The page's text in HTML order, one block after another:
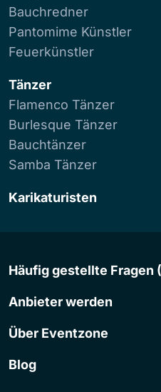
Bauchredner
Pantomime Künstler
Feuerkünstler
Tänzer
Flamenco Tänzer
Burlesque Tänzer
Bauchtänzer
Samba Tänzer
Karikaturisten
Häufig gestellte Fragen
Anbieter werden
Über Eventzone
Blog